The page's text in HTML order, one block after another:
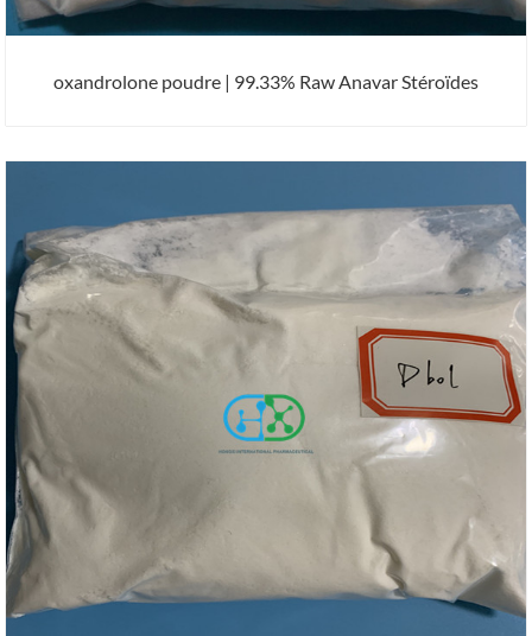
oxandrolone poudre | 99.33% Raw Anavar Stéroïdes